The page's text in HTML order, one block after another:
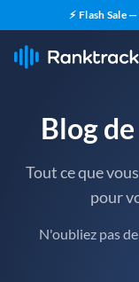
⚡ Flash Sale
Blog
Tout ce que
pour
N'oubliez pas